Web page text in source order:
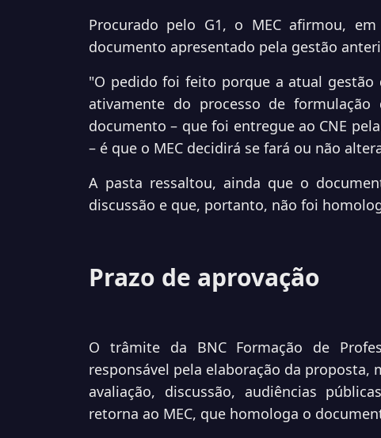
Procurado pelo G1, o MEC afirmou,
documento apresentado pela gestão
"O pedido foi feito porque a atual gestão
ativamente do processo de
documento – que foi entregue ao CNE
– é que o MEC decidirá se fará ou não
A pasta ressaltou, ainda que o
discussão e que, portanto, não foi
Prazo de aprovação
O trâmite da BNC Formação de
responsável pela elaboração da proposta,
avaliação, discussão, audiências
retorna ao MEC, que homologa o